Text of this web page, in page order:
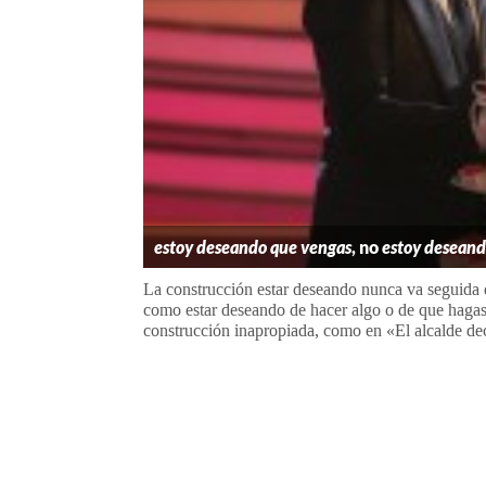
estoy deseando que vengas, noestoy
La construcción estar deseando nunca va
como estar deseando de hacer algo o de que
construcción inapropiada, como en «El alcalde